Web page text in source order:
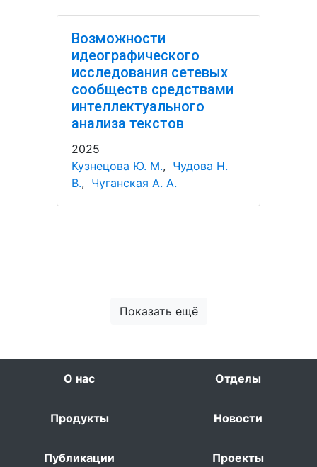
Возможности
идеографического
исследования сетевых
сообществ средствами
интеллектуального
анализа текстов
2025
Кузнецова Ю. М., Чудова Н.
В., Чуганская А. А.
Показать ещё
О нас Отделы
Продукты Новости
Публикации Проекты